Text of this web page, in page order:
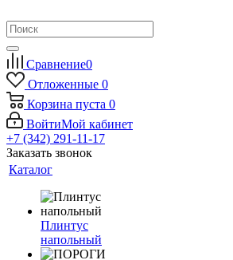
Сравнение0
Отложенные 0
Корзина пуста 0
ВойтиМой кабинет
+7 (342) 291-11-17
Заказать звонок
Каталог
Плинтус
напольный